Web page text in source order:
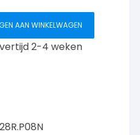
AAN WINKELWAGEN
2-4 weken